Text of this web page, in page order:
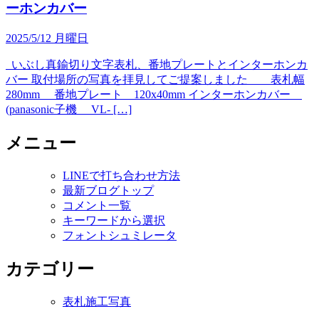
ーホンカバー
2025/5/12 月曜日
いぶし真鍮切り文字表札、番地プレートとインターホンカ
バー 取付場所の写真を拝見してご提案しました 表札幅
280mm 番地プレート 120x40mm インターホンカバー
(panasonic子機 VL- […]
メニュー
LINEで打ち合わせ方法
最新ブログトップ
コメント一覧
キーワードから選択
フォントシュミレータ
カテゴリー
表札施工写真